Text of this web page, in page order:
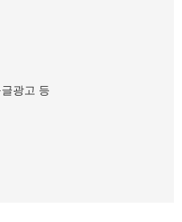
광고 등